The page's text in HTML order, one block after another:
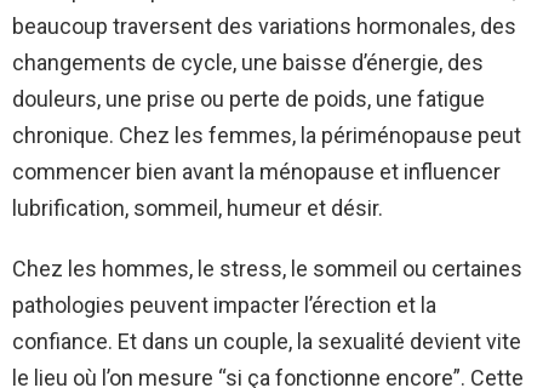
beaucoup traversent des variations hormonales, des
changements de cycle, une baisse d’énergie, des
douleurs, une prise ou perte de poids, une fatigue
chronique. Chez les femmes, la périménopause peut
commencer bien avant la ménopause et influencer
lubrification, sommeil, humeur et désir.
Chez les hommes, le stress, le sommeil ou certaines
pathologies peuvent impacter l’érection et la
confiance. Et dans un couple, la sexualité devient vite
le lieu où l’on mesure “si ça fonctionne encore”. Cette